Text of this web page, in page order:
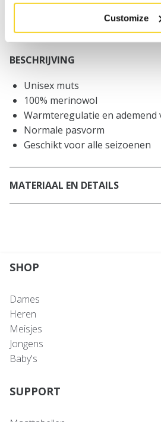
Customize
Binnen 30 dagen retourneren
BESCHRIJVING
Unisex muts
100% merinowol
Warmteregulatie en ademend
Normale pasvorm
Geschikt voor alle seizoenen
MATERIAAL EN DETAILS
SHOP
Dames
Heren
Meisjes
Jongens
Baby's
SUPPORT